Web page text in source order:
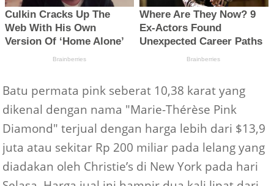
Batu permata pink seberat 10,38 karat yang
dikenal dengan nama "Marie-Thérèse Pink
Diamond" terjual dengan harga lebih dari $13,9
juta atau sekitar Rp 200 miliar pada lelang yang
diadakan oleh Christie’s di New York pada hari